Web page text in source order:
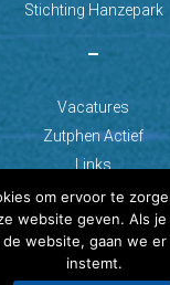
Stichting Hanzepark
–
Vacatures
Zutphen Actief
Links
Copyright 2026 AZC
om ervoor te
website geven. Als
website, gaan we
instemt.